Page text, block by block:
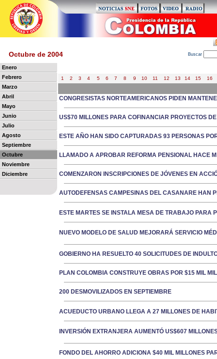
Octubre de 2004 Buscar
Enero
Febrero
Marzo
Abril
Mayo
Junio
Julio
Agosto
Septiembre
Octubre
Noviembre
Diciembre
1 2 3 4 5 6 7 8 9 10 11 12 13 14 15 16
CONGRESISTAS NORTEAMERICANOS PIDEN
US$70 MILLONES PARA COFINANCIAR PROYECTOS
ESTE AÑO HAN SIDO CAPTURADAS 93 PERSONAS
LLAMADO A APROBAR REFORMA PENSIONAL HACE
COMENZARON INSCRIPCIONES DE JÓVENES EN
AUTODEFENSAS CAMPESINAS DEL CASANARE HAN
ESTE MARTES SE INSTALA MESA DE TRABAJO PARA
NUEVO MODELO DE SALUD MEJORARÁ SERVICIO
GOBIERNO HA RESUELTO 40 SOLICITUDES DE
PLAN COLOMBIA CONSTRUYE OBRAS POR $15 MIL
200 DESMOVILIZADOS EN SEPTIEMBRE
ACUEDUCTO URBANO LLEGA A 27 MILLONES DE
INVERSIÓN EXTRANJERA AUMENTÓ US$607
FONDO DEL AHORRO ADICIONA $40 MIL MILLONES